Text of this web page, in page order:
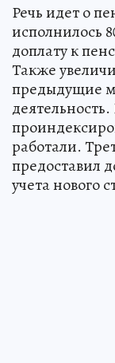
Речь идет о
исполнилось
доплату к
Также
предыдущие
работали.
предоставил
учета нового